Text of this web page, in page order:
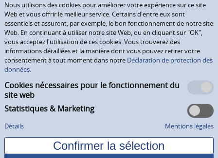
Nous utilisons des cookies pour améliorer votre expérience sur ce site
Web et vous offrir le meilleur service. Certains d'entre eux sont
essentiels et assurent, par exemple, le bon fonctionnement de notre site
Web. En continuant à utiliser notre site Web, ou en cliquant sur "OK",
vous acceptez l'utilisation de ces cookies. Vous trouverez des
informations détaillées et la manière dont vous pouvez retirer votre
consentement à tout moment dans notre Déclaration de protection des
données.
Cookies nécessaires pour le fonctionnement du
site web
Statistiques & Marketing
Détails Mentions légales